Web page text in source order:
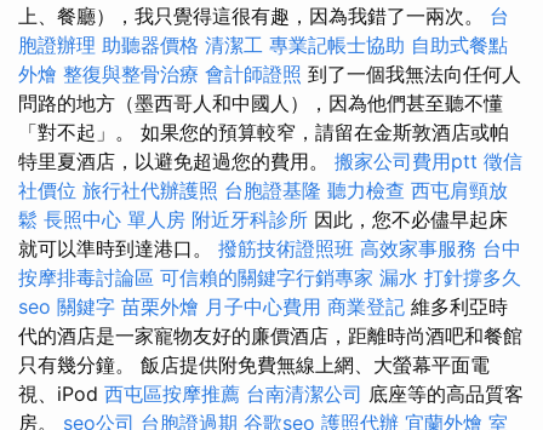
上、餐廳），我只覺得這很有趣，因為我錯了一兩次。 台
胞證辦理 助聽器價格 清潔工 專業記帳士協助 自助式餐點
外燴 整復與整骨治療 會計師證照 到了一個我無法向任何人
問路的地方（墨西哥人和中國人），因為他們甚至聽不懂
「對不起」。 如果您的預算較窄，請留在金斯敦酒店或帕
特里夏酒店，以避免超過您的費用。 搬家公司費用ptt 徵信
社價位 旅行社代辦護照 台胞證基隆 聽力檢查 西屯肩頸放
鬆 長照中心 單人房 附近牙科診所 因此，您不必儘早起床
就可以準時到達港口。 撥筋技術證照班 高效家事服務 台中
按摩排毒討論區 可信賴的關鍵字行銷專家 漏水 打針撐多久
seo 關鍵字 苗栗外燴 月子中心費用 商業登記 維多利亞時
代的酒店是一家寵物友好的廉價酒店，距離時尚酒吧和餐館
只有幾分鐘。 飯店提供附免費無線上網、大螢幕平面電
視、iPod 西屯區按摩推薦 台南清潔公司 底座等的高品質客
房。 seo公司 台胞證過期 谷歌seo 護照代辦 宜蘭外燴 室